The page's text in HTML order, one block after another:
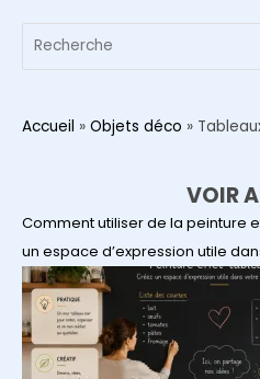
votre
coin
Accueil » Objets déco »
VOIR
Comment utiliser de la peinture
un espace d’expression utile